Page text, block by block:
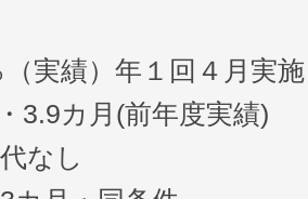
実績）年１回４月実
3.9カ月(前年度実績)
なし